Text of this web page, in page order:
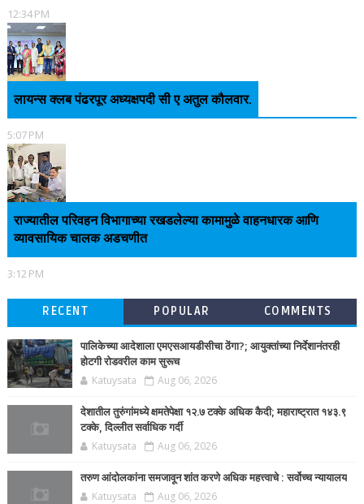
12:34 PM
लायन्स क्लब पंढरपूर अध्यक्षपदी सी ए अतुल कौलवार.
5:07 PM
राज्यातील परिवहन विभागाच्या रखडलेल्या कामामुळे वाहनधारक आणि
व्यावसायिक चालक अडचणीत
3:12 PM
RECENT POPULAR COMMENTS
पालिकेच्या आदेशाला एमएसआयडीसीचा ठेंगा?; आयुक्तांच्या निर्देशानंतरही
होटगी रोडवरील काम सुरूच
Katuysata Aug 06, 2026
देशातील तुरुंगांमध्ये क्षमतेपेक्षा १२.७ टक्के अधिक कैदी; महाराष्ट्रात १४३.९
टक्के, दिल्लीत सर्वाधिक गर्दी
Katuysata Aug 06, 2026
तरुण आंदोलकांना समजावून शांत करणे अधिक महत्त्वाचे : सर्वोच्च न्यायालय
Katuysata Aug 06, 2026